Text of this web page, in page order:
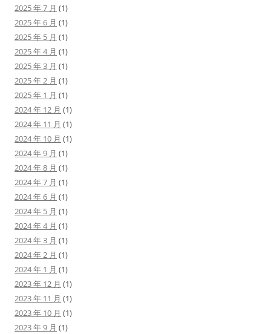
2025 年 7 月 (1)
2025 年 6 月 (1)
2025 年 5 月 (1)
2025 年 4 月 (1)
2025 年 3 月 (1)
2025 年 2 月 (1)
2025 年 1 月 (1)
2024 年 12 月 (1)
2024 年 11 月 (1)
2024 年 10 月 (1)
2024 年 9 月 (1)
2024 年 8 月 (1)
2024 年 7 月 (1)
2024 年 6 月 (1)
2024 年 5 月 (1)
2024 年 4 月 (1)
2024 年 3 月 (1)
2024 年 2 月 (1)
2024 年 1 月 (1)
2023 年 12 月 (1)
2023 年 11 月 (1)
2023 年 10 月 (1)
2023 年 9 月 (1)